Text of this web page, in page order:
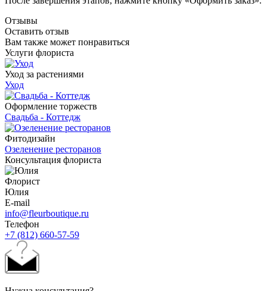
Отзывы
Оставить отзыв
Вам также может понравиться
Услуги флориста
Уход за растениями
Уход
Оформление торжеств
Свадьба - Коттедж
Фитодизайн
Озеленение ресторанов
Консультация флориста
Флорист
Юлия
E-mail
info@fleurboutique.ru
Телефон
+7 (812) 660-57-59